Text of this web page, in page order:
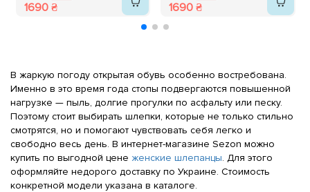
1690 ₴ 1690 ₴
В жаркую погоду открытая обувь особенно востребована.
Именно в это время года стопы подвергаются повышенной
нагрузке — пыль, долгие прогулки по асфальту или песку.
Поэтому стоит выбирать шлепки, которые не только стильно
смотрятся, но и помогают чувствовать себя легко и
свободно весь день. В интернет-магазине Sezon можно
купить по выгодной цене женские шлепанцы. Для этого
оформляйте недорого доставку по Украине. Стоимость
конкретной модели указана в каталоге.